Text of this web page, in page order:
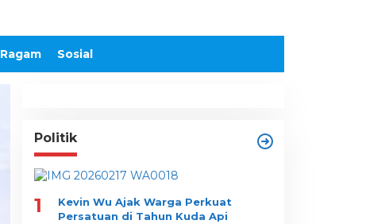
Ragam Sosial
Politik
1
Kevin Wu Ajak Warga Perkuat
Persatuan di Tahun Kuda Api